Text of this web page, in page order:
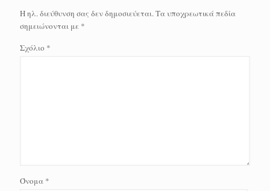
Η ηλ. διεύθυνση σας δεν δημοσιεύεται. Τα υποχρεωτικά πεδία
σημειώνονται με *
Σχόλιο *
Όνομα *